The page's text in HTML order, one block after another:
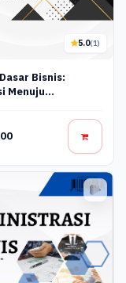
5.0(1)
Bisnis:
Menuju